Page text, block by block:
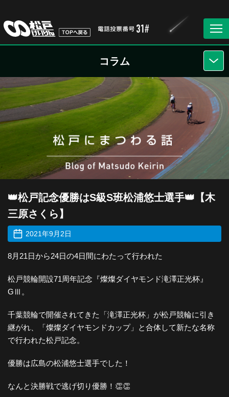
コラム
👑松戸記念優勝はS級S班松浦悠士選手👑【木
三原さくら】
2021年9月2日
8月21日から24日の4日間にわたって行われた
松戸競輪開設71周年記念『燦燦ダイヤモンド滝澤正光杯』
GⅢ。
千葉競輪で開催されてきた「滝澤正光杯」が松戸競輪に引き
継がれ、「燦燦ダイヤモンドカップ」と合体して新たな名称
で行われた松戸記念。
優勝は広島の松浦悠士選手でした！
なんと決勝戦で逃げ切り優勝！👏👏